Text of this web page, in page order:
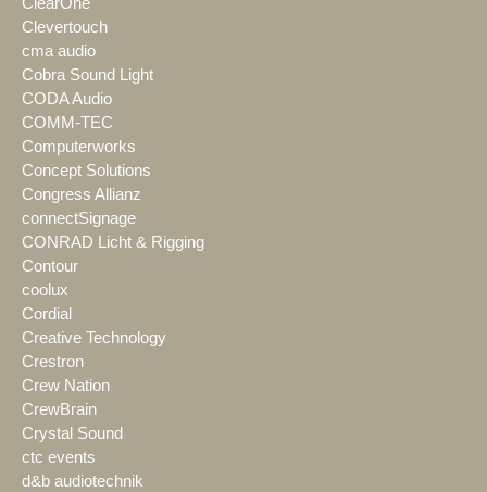
Clevertouch
cma audio
Cobra Sound Light
CODA Audio
COMM-TEC
Computerworks
Concept Solutions
Congress Allianz
connectSignage
CONRAD Licht & Rigging
Contour
coolux
Cordial
Creative Technology
Crestron
Crew Nation
CrewBrain
Crystal Sound
ctc events
d&b audiotechnik